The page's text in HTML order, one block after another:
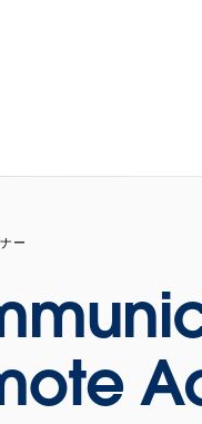
ス
sub-navigation for プランと価
ー